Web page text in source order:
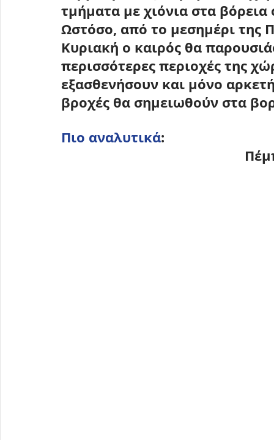
τμήματα με χιόνια στα βόρεια
Ωστόσο, από το μεσημέρι της
Κυριακή ο καιρός θα
περισσότερες περιοχές της
εξασθενήσουν και μόνο
βροχές θα σημειωθούν στα
Πιο αναλυτικά: